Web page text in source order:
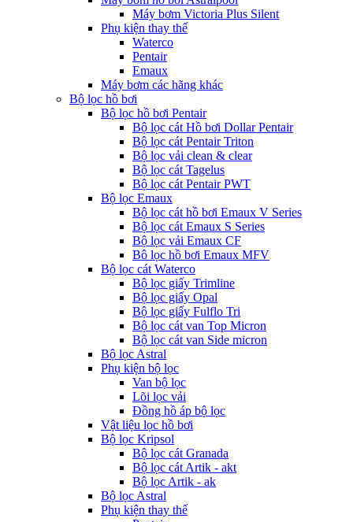
Máy bơm Victoria Plus Silent
Phụ kiện thay thế
Waterco
Pentair
Emaux
Máy bơm các hãng khác
Bộ lọc hồ bơi
Bộ lọc hồ bơi Pentair
Bộ lọc cát Hồ bơi Dollar Pentair
Bộ lọc cát Pentair Triton
Bộ lọc vải clean & clear
Bộ lọc cát Tagelus
Bộ lọc cát Pentair PWT
Bộ lọc Emaux
Bộ lọc cát hồ bơi Emaux V Series
Bộ lọc cát Emaux S Series
Bộ lọc vải Emaux CF
Bô lọc hồ bơi Emaux MFV
Bộ lọc cát Waterco
Bộ lọc giấy Trimline
Bộ lọc giấy Opal
Bộ lọc giấy Fulflo Tri
Bộ lọc cát van Top Micron
Bộ lọc cát van Side micron
Bộ lọc Astral
Phụ kiện bộ lọc
Van bộ lọc
Lõi lọc vải
Đồng hồ áp bộ lọc
Vật liệu lọc hồ bơi
Bộ lọc Kripsol
Bộ lọc cát Granada
Bộ lọc cát Artik - akt
Bộ lọc Artik - ak
Bộ lọc Astral
Phụ kiện thay thế